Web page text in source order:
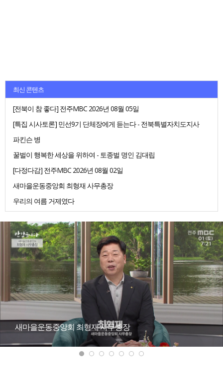
최신 콘텐츠
[전북이 참 좋다] 전주MBC 2026년 08월 05일
[특집 시사토론] 민선9기 단체장에게 듣는다 - 전북특별자치도지사
파킨슨 병
꿀벌이 행복한 세상을 위하여 - 토종벌 명인 김대립
[다정다감] 전주MBC 2026년 08월 02일
새마을운동중앙회 최형재 사무총장
우리의 여름 거제였다
새마을운동중앙회 최형재 사무총장